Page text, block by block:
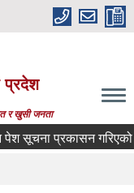
प्रदेश
र खुसी जनता
प्रकासन गरिएको बारे